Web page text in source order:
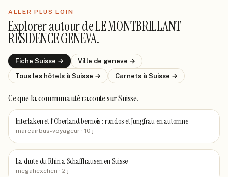
ALLER PLUS LOIN
Explorer autour deLE MONTBRILLANT
RESIDENCE GENEVA.
Fiche Suisse → Ville de geneve →
Tous les hôtels à Suisse → Carnets à Suisse →
Ce que la communauté racontesur Suisse.
Interlaken et l'Oberland bernois : randos et Jungfrau en automne
marcairbus-voyageur · 10 j
La chute du Rhin a Schaffhausen en Suisse
megahexchen · 2 j